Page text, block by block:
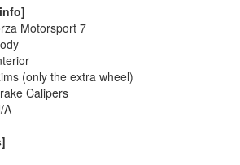
Motorsport 7
(only the extra wheel)
Calipers
A